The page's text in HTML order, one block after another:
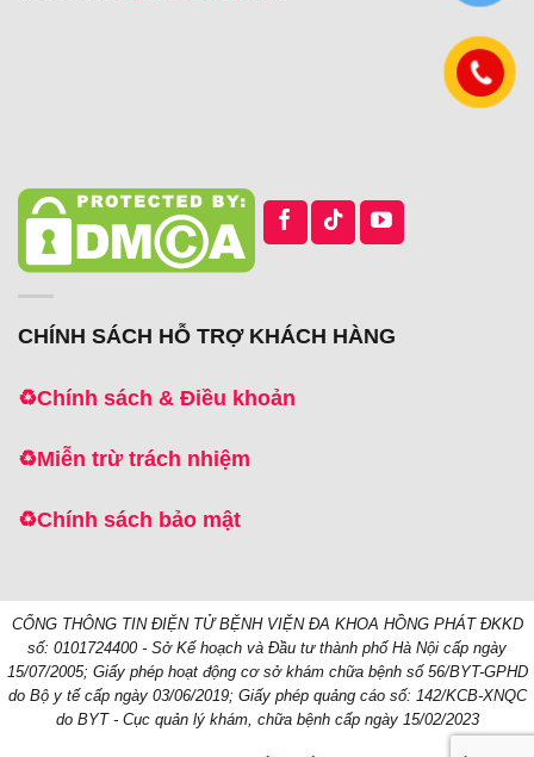
CHÍNH SÁCH HỖ TRỢ KHÁCH HÀNG
♻️Chính sách & Điều khoản
♻️Miễn trừ trách nhiệm
♻️Chính sách bảo mật
CỔNG THÔNG TIN ĐIỆN TỬ BỆNH VIỆN ĐA KHOA HỒNG PHÁT ĐKKD
số: 0101724400 - Sở Kế hoạch và Đầu tư thành phố Hà Nội cấp ngày
15/07/2005; Giấy phép hoạt động cơ sở khám chữa bệnh số 56/BYT-GPHD
do Bộ y tế cấp ngày 03/06/2019; Giấy phép quảng cáo số: 142/KCB-XNQC
do BYT - Cục quản lý khám, chữa bệnh cấp ngày 15/02/2023